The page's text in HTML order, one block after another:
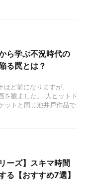
ら学ぶ不況時代の
る罠とは？
ど前になりますが、
を観ました。 大ヒットド
ットと同じ池井戸作品で
ーズ】スキマ時間
る【おすすめ7選】